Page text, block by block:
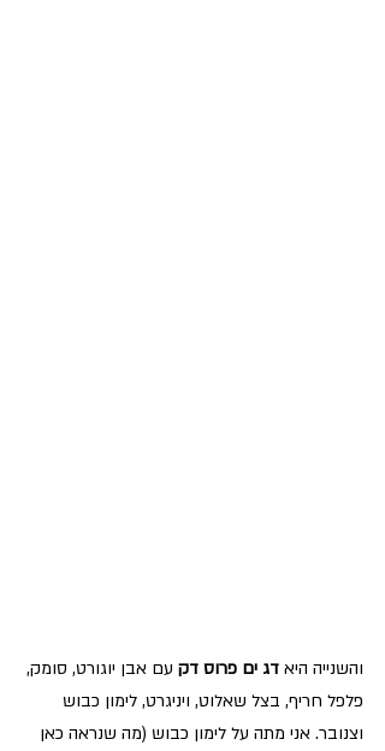
והשנייה היא דג ים פרוס דק עם אבן יוגורט, סומק,
פלפל חריף, בצל שאלוט, ויניגרט, לימון כבוש
וצנובר. אני מתה על לימון כבוש (מה שנראה כאן